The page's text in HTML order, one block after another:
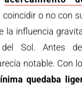
coincidir o no con
la influencia
Sol. Antes
notable. Con
quedaba